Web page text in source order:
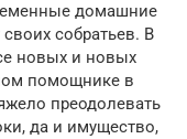
домашние
собратьев. В
новых и новых
помощнике в
преодолевать
да и имущество,